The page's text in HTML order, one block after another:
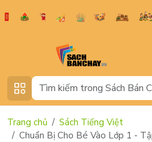
Trang chủ
Sách Tiếng Việt
Chuẩn Bị Cho Bé Vào Lớp 1 -